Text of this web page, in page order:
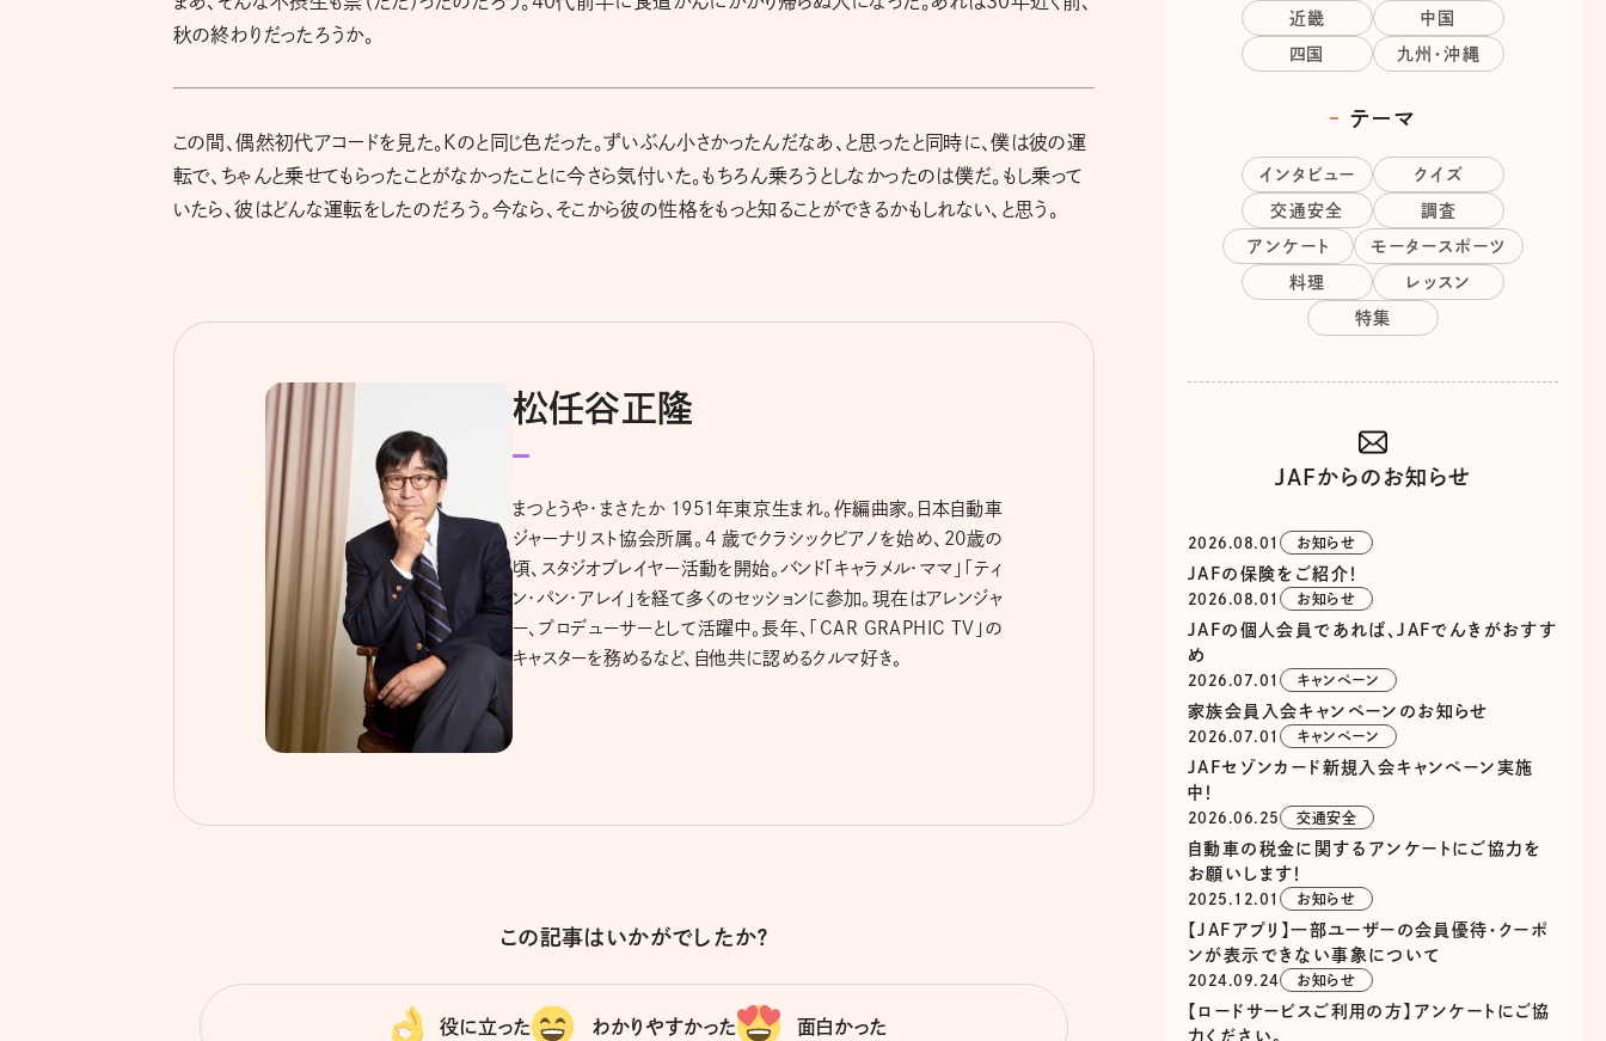
秋の終わりだったろうか。
この間、偶然初代アコードを見た。Kのと同じ色だった。ずいぶん小さかったんだなあ、と思ったと同時に、僕は彼の運
転で、ちゃんと乗せてもらったことがなかったことに今さら気付いた。もちろん乗ろうとしなかったのは僕だ。もし乗って
いたら、彼はどんな運転をしたのだろう。今なら、そこから彼の性格をもっと知ることができるかもしれない、と思う。
松任谷正隆
まつとうや・まさたか 1951年東京生まれ。作編曲家。日本自動車
ジャーナリスト協会所属。4 歳でクラシックピアノを始め、20歳の
頃、スタジオプレイヤー活動を開始。バンド「キャラメル・ママ」「ティ
ン・パン・アレイ」を経て多くのセッションに参加。現在はアレンジャ
ー、プロデューサーとして活躍中。長年、「CAR GRAPHIC TV」の
キャスターを務めるなど、自他共に認めるクルマ好き。
この記事はいかがでしたか？
役に立った わかりやすかった 面白かった
近畿 中国
四国 九州・沖縄
テーマ
インタビュー クイズ
交通安全 調査
アンケート モータースポーツ
料理 レッスン
特集
JAFからのお知らせ
2026.08.01 お知らせ
JAFの保険をご紹介！
2026.08.01 お知らせ
JAFの個人会員であれば、JAFでんきがおすす
め
2026.07.01 キャンペーン
家族会員入会キャンペーンのお知らせ
2026.07.01 キャンペーン
JAFセゾンカード新規入会キャンペーン実施
中！
2026.06.25 交通安全
自動車の税金に関するアンケートにご協力を
お願いします！
2025.12.01 お知らせ
【JAFアプリ】一部ユーザーの会員優待・クーポ
ンが表示できない事象について
2024.09.24 お知らせ
【ロードサービスご利用の方】アンケートにご協
力ください。